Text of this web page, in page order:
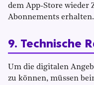
dem App-Store wieder
Abonnements erhalten.
9. Technische
Um die digitalen
zu können, müssen